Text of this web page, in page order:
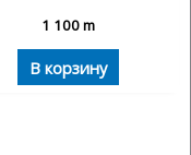
1 100m
В корзину